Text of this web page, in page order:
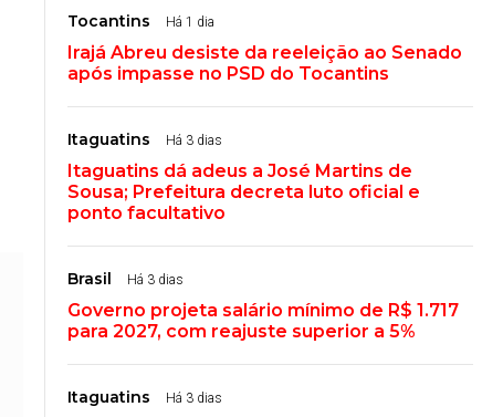
Tocantins Há 1 dia
Irajá Abreu desiste da reeleição ao Senado
após impasse no PSD do Tocantins
Itaguatins Há 3 dias
Itaguatins dá adeus a José Martins de
Sousa; Prefeitura decreta luto oficial e
ponto facultativo
Brasil Há 3 dias
Governo projeta salário mínimo de R$ 1.717
para 2027, com reajuste superior a 5%
Itaguatins Há 3 dias